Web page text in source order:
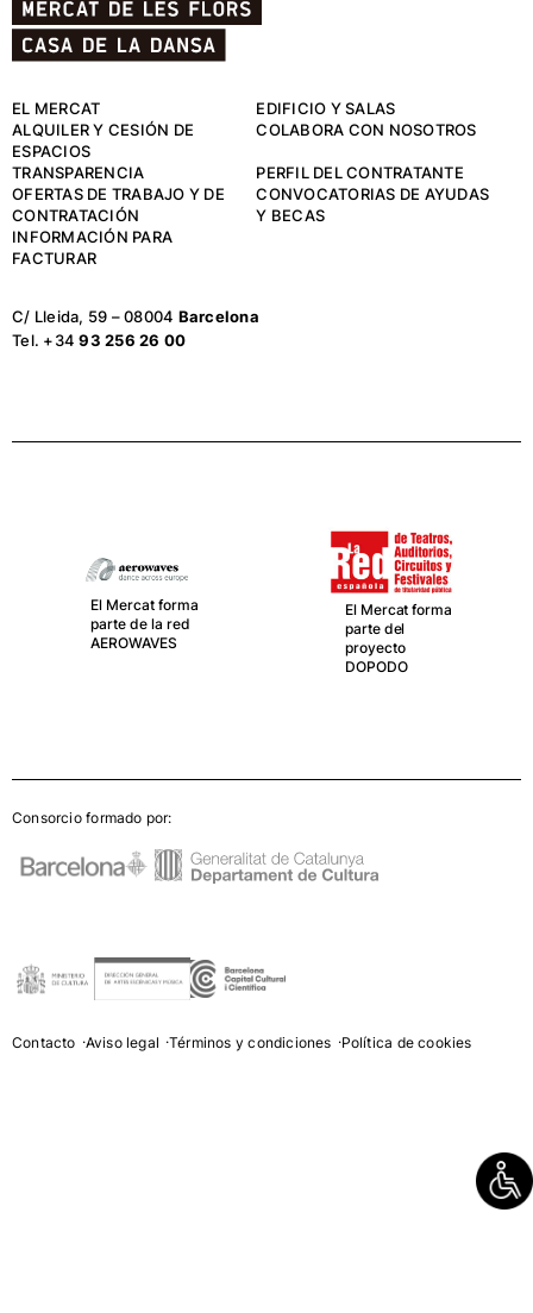
EL MERCAT
EDIFICIO Y SALAS
ALQUILER Y CESIÓN DE
ESPACIOS
COLABORA CON NOSOTROS
TRANSPARENCIA
PERFIL DEL CONTRATANTE
OFERTAS DE TRABAJO Y DE
CONTRATACIÓN
CONVOCATORIAS DE AYUDAS
Y BECAS
INFORMACIÓN PARA
FACTURAR
C/ Lleida, 59 – 08004 Barcelona
Tel. +3493 256 26 00
El Mercat forma
parte de la red
AEROWAVES
El Mercat forma
parte del
proyecto
DOPODO
Consorcio formado por:
Contacto Aviso legal Términos y condiciones Política de cookies